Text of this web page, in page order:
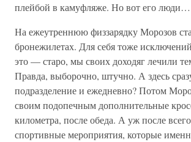
плейбой в камуфляже. Но вот его люди…
На ежеутреннюю физзарядку Морозов
бронежилетах. Для себя тоже
это — старо, мы своих доходяг лечили
Правда, выборочно, штучно. А здесь
подразделение и ежедневно? Потом
своим подопечным дополнительные
километра, после обеда. А уж после
спортивные мероприятия, которые